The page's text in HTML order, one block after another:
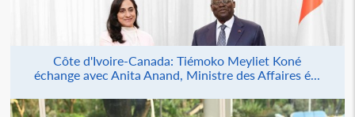
Côte d'Ivoire-Canada: Tiémoko Meyliet Koné
échange avec Anita Anand, Ministre des Affaires é...